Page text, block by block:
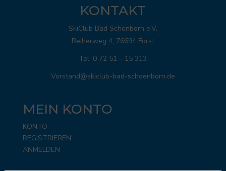
KONTAKT
SkiClub Bad Schönborn e.V.
Reiherweg 4, 76694 Forst
Tel: 0 72 51 – 15 313
Vorstand@skiclub-bad-schoenborn.de
MEIN KONTO
KONTO
REGISTRIEREN
ANMELDEN